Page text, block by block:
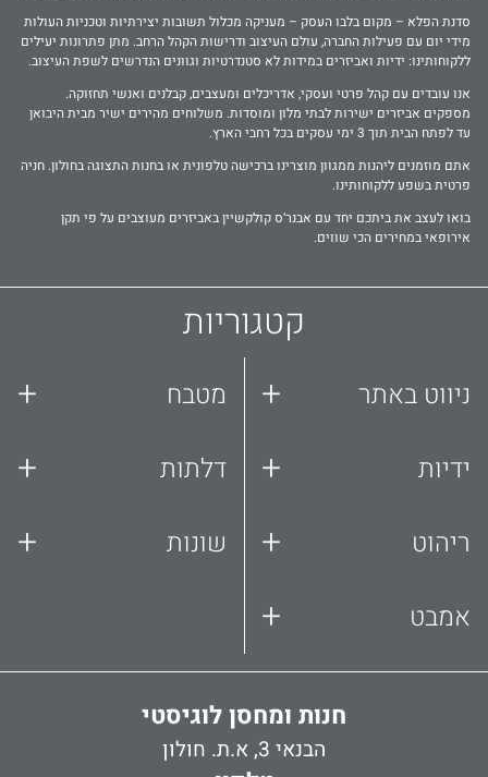
סדנת הפלא – מקום בלבו העסק – מעניקה מכלול תשובות יצירתיות וטכניות העולות
מידי יום עם פעילות החברה, עולם העיצוב ודרישות הקהל הרחב. מתן פתרונות יעילים
ללקוחותינו: ידיות ואביזרים במידות לא סטנדרטיות וגוונים הנדרשים לשפת העיצוב.
אנו עובדים עם קהל פרטי ועסקי, אדריכלים ומעצבים, קבלנים ואנשי תחזוקה.
מספקים אביזרים ישירות לבתי מלון ומוסדות. משלוחים מהירים ישיר מבית היבואן
עד לפתח הבית תוך 3 ימי עסקים בכל רחבי הארץ.
אתם מוזמנים ליהנות ממגוון מוצרינו ברכישה טלפונית או בחנות התצוגה בחולון. חניה
פרטית בשפע ללקוחותינו.
בואו לעצב את ביתכם יחד עם אבנר‘ס קולקשיין באביזרים מעוצבים על פי תקן
אירופאי במחירים הכי שווים.
קטגוריות
ניווט באתר +
ידיות +
ריהוט +
אמבט +
מטבח +
דלתות +
שונות +
חנות ומחסן לוגיסטי
הבנאי 3, א.ת. חולון